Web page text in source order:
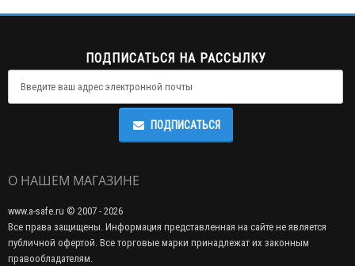
ПОДПИСАТЬСЯ НА РАССЫЛКУ
ПОДПИСАТЬСЯ
О НАШЕМ МАГАЗИНЕ
www.a-safe.ru © 2007 - 2026
Все права защищены. Информация представленная на сайте не является
публичной офертой. Все торговые марки принадлежат их законным
правообладателям.